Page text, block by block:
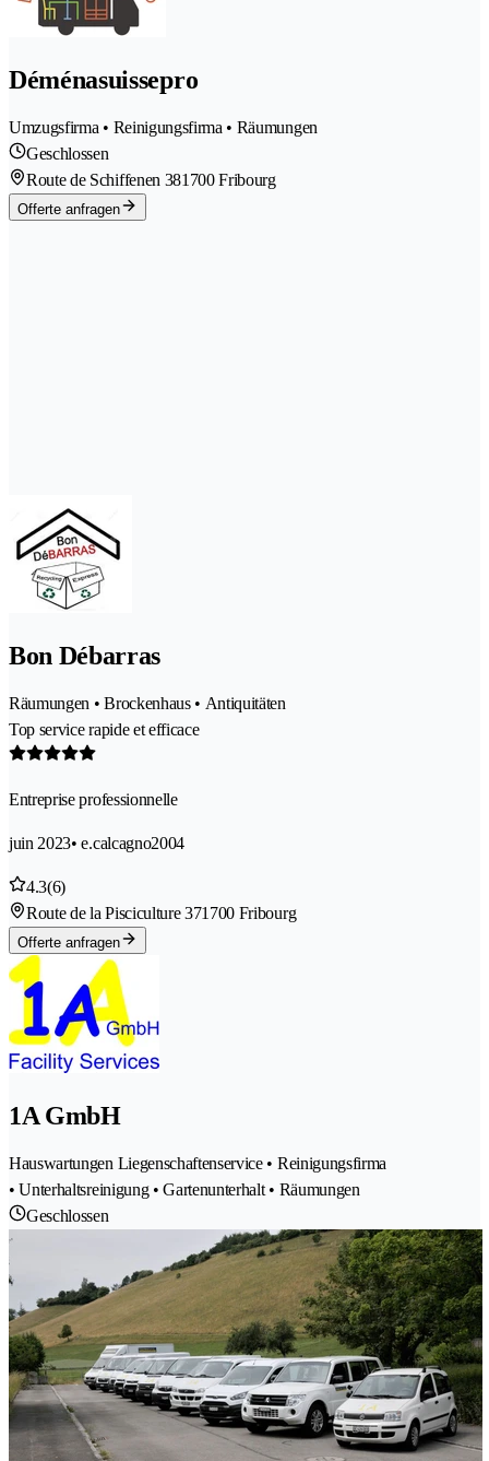
Déménasuissepro
Umzugsfirma • Reinigungsfirma • Räumungen
Geschlossen
Route de Schiffenen 381700 Fribourg
Offerte anfragen
Bon Débarras
Räumungen • Brockenhaus • Antiquitäten
Top service rapide et efficace
Entreprise professionnelle
juin 2023• e.calcagno2004
4.3(6)
Route de la Pisciculture 371700 Fribourg
Offerte anfragen
1A GmbH
Hauswartungen Liegenschaftenservice • Reinigungsfirma
• Unterhaltsreinigung • Gartenunterhalt • Räumungen
Geschlossen